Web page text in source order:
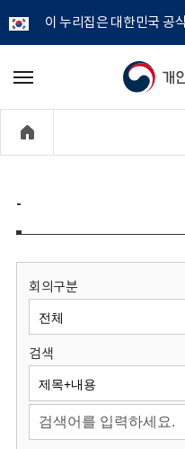
이 누리집은 대한민국 공
개
정
보
원
회
메
기
-
회의구분
검색